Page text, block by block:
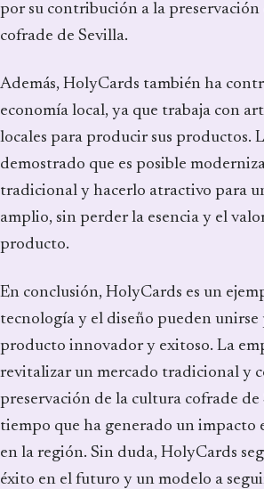
por su contribución a la
cofrade de Sevilla.
Además, HolyCards también ha
economía local, ya que trabaja con
locales para producir sus productos.
demostrado que es posible
tradicional y hacerlo atractivo para
amplio, sin perder la esencia y el
producto.
En conclusión, HolyCards es un
tecnología y el diseño pueden unirse
producto innovador y exitoso. La
revitalizar un mercado tradicional y
preservación de la cultura cofrade de
tiempo que ha generado un impacto
en la región. Sin duda, HolyCards
éxito en el futuro y un modelo a